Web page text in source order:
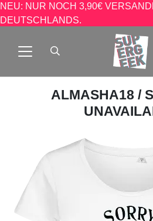
NEU: NUR NOCH 3,90€
DEUTSCHLANDS.
ALMASHA18 /